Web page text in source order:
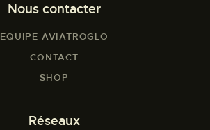
Nous contacter
EQUIPE AVIATROGLO
CONTACT
SHOP
Réseaux